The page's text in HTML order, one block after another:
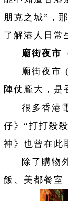
朋克之城”，
了解港人日常
廟街夜市
廟街夜市
陣仗龐大，是
很多香港
仔》“打打殺
神》也曾在此
除了購物
飯、美都餐室